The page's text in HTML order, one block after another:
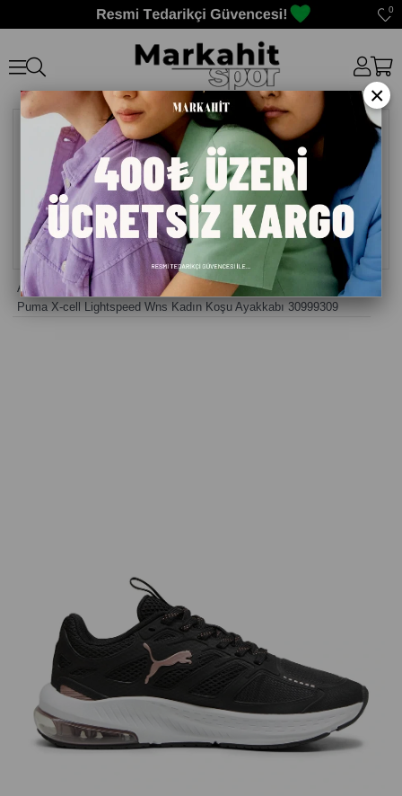
0
Anasayfa> Erkek Sneaker Günlük Ayakkabı>
Puma X-cell Lightspeed Wns Kadın Koşu Ayakkabı 30999309
×